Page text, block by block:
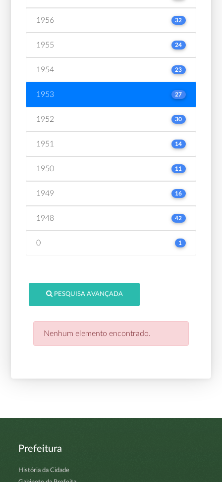
1956 32
1955 24
1954 23
1953 27
1952 30
1951 14
1950 11
1949 16
1948 42
0 1
PESQUISA AVANÇADA
Nenhum elemento encontrado.
Prefeitura
História da Cidade